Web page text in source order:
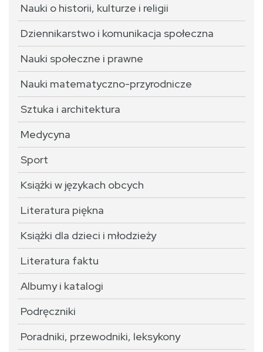
Nauki o historii, kulturze i religii
Dziennikarstwo i komunikacja społeczna
Nauki społeczne i prawne
Nauki matematyczno-przyrodnicze
Sztuka i architektura
Medycyna
Sport
Książki w językach obcych
Literatura piękna
Książki dla dzieci i młodzieży
Literatura faktu
Albumy i katalogi
Podręczniki
Poradniki, przewodniki, leksykony